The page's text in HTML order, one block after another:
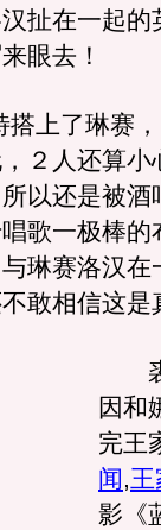
扯在一起的
眼去！
上了琳赛，
２人还算小
以还是被酒
歌一极棒的
琳赛洛汉在
敢相信这是
裘
因和
完王
闻,王
影《